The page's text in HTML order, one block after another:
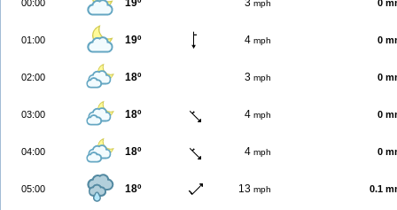
00:00 19º 3 mph 0
01:00 19º 4 mph 0
02:00 18º 3 mph 0
03:00 18º 4 mph 0
04:00 18º 4 mph 0
05:00 18º 13 mph 0.1